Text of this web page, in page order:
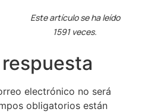
Este artículo se ha leído
1591 veces.
electrónico no será
obligatorios están